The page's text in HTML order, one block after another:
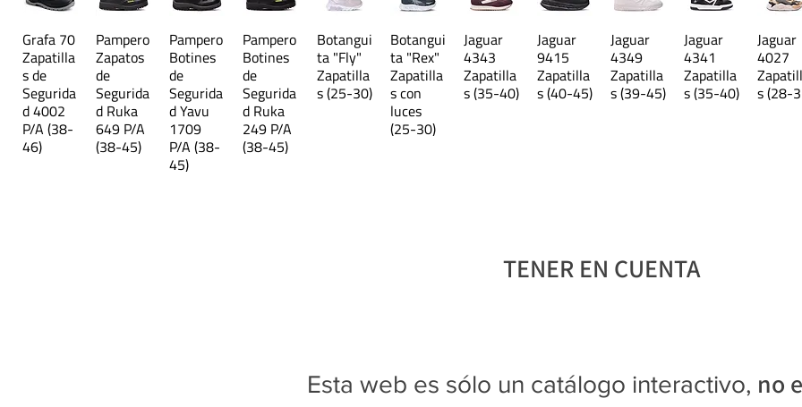
Grafa 70
Zapatilla
s de
Segurida
d 4002
P/A (38-
46)
Pampero
Zapatos
de
Segurida
d Ruka
649 P/A
(38-45)
Pampero
Botines
de
Segurida
d Yavu
1709
P/A (38-
45)
Pampero
Botines
de
Segurida
d Ruka
249 P/A
(38-45)
Botangui
ta "Fly"
Zapatilla
s (25-30)
Botangui
ta "Rex"
Zapatilla
s con
luces
(25-30)
Jaguar
4343
Zapatilla
s (35-40)
Jaguar
9415
Zapatilla
s (40-45)
Jaguar
4349
Zapatilla
s (39-45)
Jaguar
4341
Zapatilla
s (35-40)
Jaguar
4027
s (28-
TENER EN CUENTA
Esta web es sólo un catálogo interactivo, no